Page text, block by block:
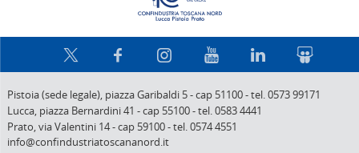
Pistoia (sede legale), piazza Garibaldi 5-cap 51100-tel. 0573 99171
Lucca, piazza Bernardini 41 -cap 55100-tel. 0583 4441
Prato,via Valentini 14-cap 59100-tel. 0574 4551
info@confindustriatoscananord.it